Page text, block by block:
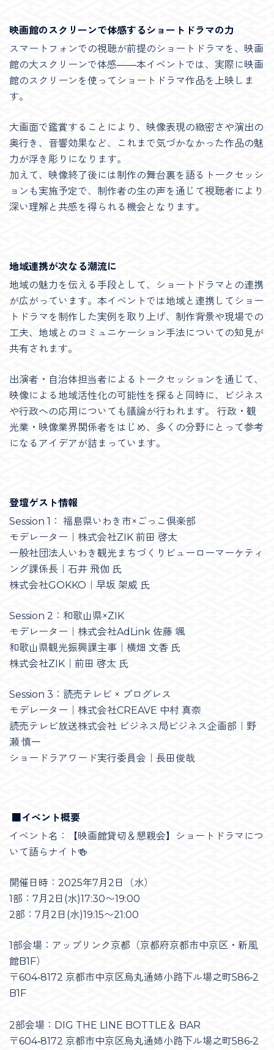
映画館のスクリーンで体感するショートドラマの力
スマートフォンでの視聴が前提のショートドラマを、映画
館の大スクリーンで体感——本イベントでは、実際に映画
館のスクリーンを使ってショートドラマ作品を上映しま
す。
大画面で鑑賞することにより、映像表現の緻密さや演出の
奥行き、音響効果など、これまで気づかなかった作品の魅
力が浮き彫りになります。
加えて、映像終了後には制作の舞台裏を語るトークセッシ
ョンも実施予定で、制作者の生の声を通じて視聴者により
深い理解と共感を得られる機会となります。
地域連携が次なる潮流に
地域の魅力を伝える手段として、ショートドラマとの連携
が広がっています。本イベントでは地域と連携してショー
トドラマを制作した実例を取り上げ、制作背景や現場での
工夫、地域とのコミュニケーション手法についての知見が
共有されます。
出演者・自治体担当者によるトークセッションを通じて、
映像による地域活性化の可能性を探ると同時に、ビジネス
や行政への応用についても議論が行われます。 行政・観
光業・映像業界関係者をはじめ、多くの分野にとって参考
になるアイデアが詰まっています。
登壇ゲスト情報
​Session 1： 福島県いわき市×ごっこ倶楽部
モデレーター｜株式会社ZIK 前田 啓太
一般社団法人いわき観光まちづくりビューローマーケティ
ング課係長｜石井 飛伽 氏
株式会社GOKKO｜早坂 架威 氏
​Session 2：和歌山県×ZIK
モデレーター｜株式会社AdLink 佐藤 颯
和歌山県観光振興課主事｜横畑 文香 氏
株式会社ZIK｜前田 啓太 氏
​Session 3：読売テレビ × プログレス
モデレーター｜株式会社CREAVE 中村 真奈
読売テレビ放送株式会社 ビジネス局ビジネス企画部｜野
瀬 慎一
ショードラアワード実行委員会｜長田俊哉
■イベント概要
イベント名：【映画館貸切＆懇親会】ショートドラマにつ
いて語らナイト🍻
開催日時：2025年7月2日（水）​
1部：7月2日(水)17:30〜19:00
2部：7月2日(水)19:15〜21:00
1部会場：アップリンク京都（京都府京都市中京区・新風
館B1F）
〒604‑8172 京都市中京区烏丸通姉小路下ル場之町586‑2
B1F
2部会場：DIG THE LINE BOTTLE＆ BAR
〒604‑8172 京都市中京区烏丸通姉小路下ル場之町586‑2